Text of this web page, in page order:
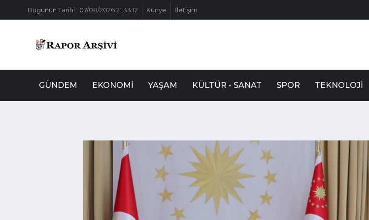
Bugünün Tarihi : 07/08/2026 21:33:12 Künye İletişim
GÜNDEM EKONOMI YAŞAM KÜLTÜR - SANAT SPOR TEKNOLOJI